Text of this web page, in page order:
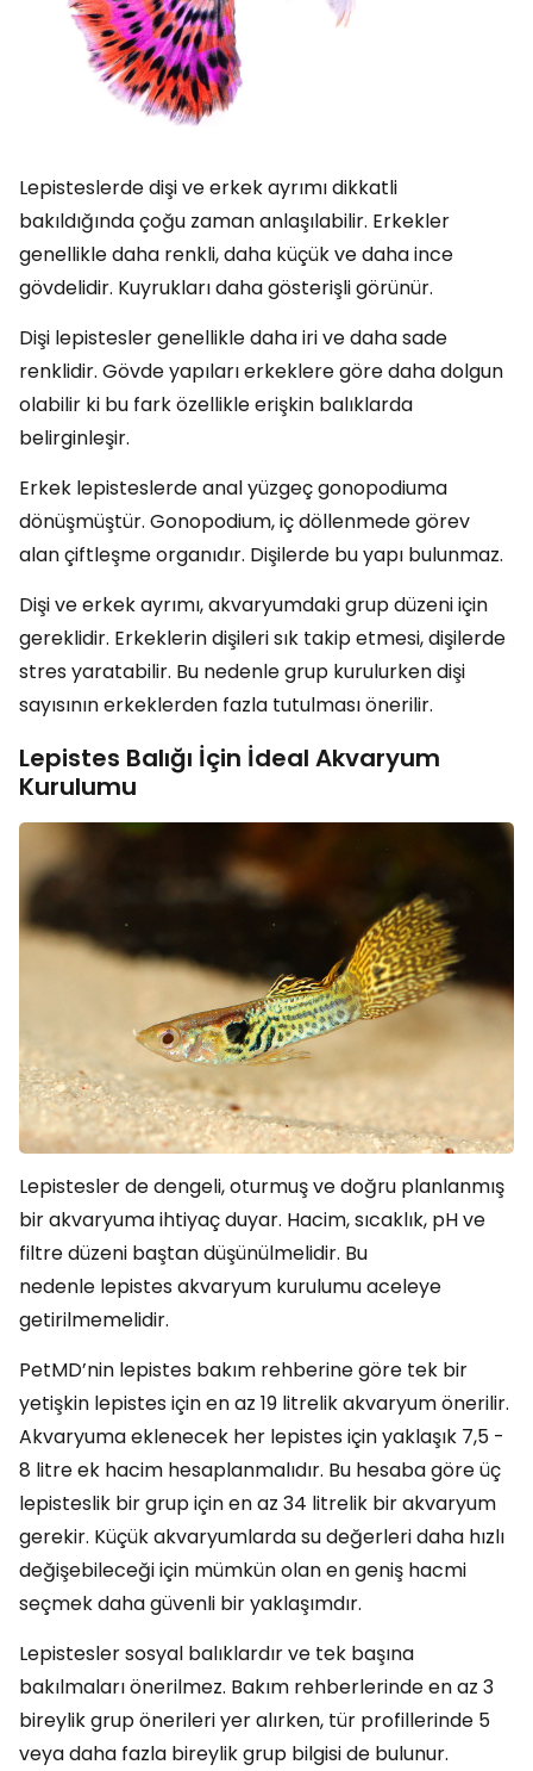
Lepisteslerde dişi ve erkek ayrımı dikkatli
bakıldığında çoğu zaman anlaşılabilir. Erkekler
genellikle daha renkli, daha küçük ve daha ince
gövdelidir. Kuyrukları daha gösterişli görünür.
Dişi lepistesler genellikle daha iri ve daha sade
renklidir. Gövde yapıları erkeklere göre daha dolgun
olabilir ki bu fark özellikle erişkin balıklarda
belirginleşir.
Erkek lepisteslerde anal yüzgeç gonopodiuma
dönüşmüştür. Gonopodium, iç döllenmede görev
alan çiftleşme organıdır. Dişilerde bu yapı bulunmaz.
Dişi ve erkek ayrımı, akvaryumdaki grup düzeni için
gereklidir. Erkeklerin dişileri sık takip etmesi, dişilerde
stres yaratabilir. Bu nedenle grup kurulurken dişi
sayısının erkeklerden fazla tutulması önerilir.
Lepistes Balığı İçin İdeal Akvaryum
Kurulumu
Lepistesler de dengeli, oturmuş ve doğru planlanmış
bir akvaryuma ihtiyaç duyar. Hacim, sıcaklık, pH ve
filtre düzeni baştan düşünülmelidir. Bu
nedenle lepistes akvaryum kurulumu aceleye
getirilmemelidir.
PetMD’nin lepistes bakım rehberine göre tek bir
yetişkin lepistes için en az 19 litrelik akvaryum önerilir.
Akvaryuma eklenecek her lepistes için yaklaşık 7,5 -
8 litre ek hacim hesaplanmalıdır. Bu hesaba göre üç
lepisteslik bir grup için en az 34 litrelik bir akvaryum
gerekir. Küçük akvaryumlarda su değerleri daha hızlı
değişebileceği için mümkün olan en geniş hacmi
seçmek daha güvenli bir yaklaşımdır.
Lepistesler sosyal balıklardır ve tek başına
bakılmaları önerilmez. Bakım rehberlerinde en az 3
bireylik grup önerileri yer alırken, tür profillerinde 5
veya daha fazla bireylik grup bilgisi de bulunur.